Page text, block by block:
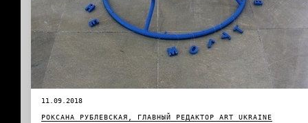
11.09.2018
РОКСАНА РУБЛЕВСКАЯ, ГЛАВНЫЙ РЕДАКТОР ART UKRAINE